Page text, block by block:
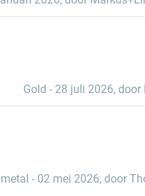
Gold - 28 juli 2026, door
- 02 mei 2026, door